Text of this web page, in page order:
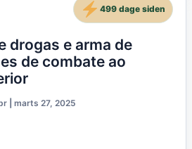
drogas e arma de
de combate ao
marts 27, 2025
499 dage siden